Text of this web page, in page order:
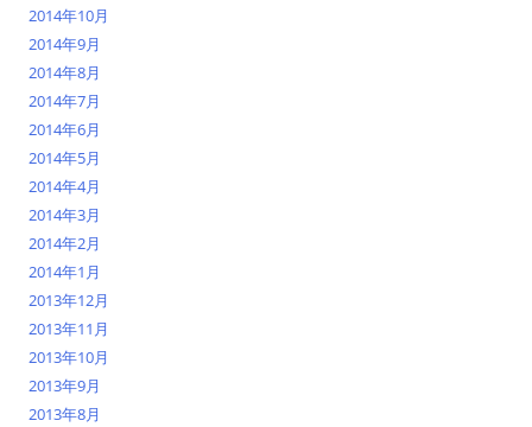
2014年10月
2014年9月
2014年8月
2014年7月
2014年6月
2014年5月
2014年4月
2014年3月
2014年2月
2014年1月
2013年12月
2013年11月
2013年10月
2013年9月
2013年8月